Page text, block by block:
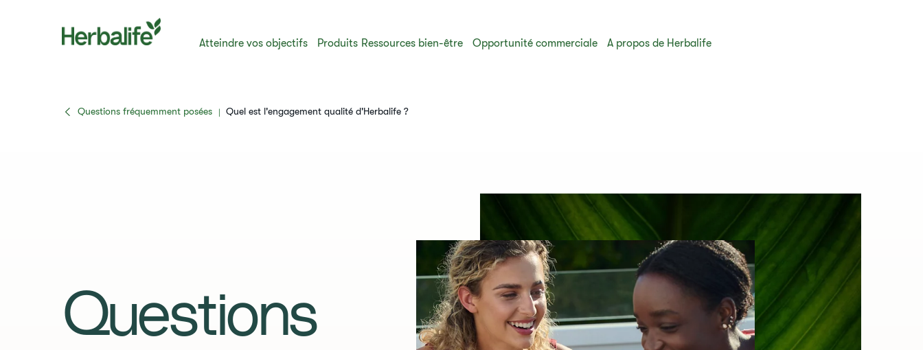
Atteindre vos objectifs Produits Ressources bien-être Opportunité commerciale A propos de Herbalife
Questions fréquemment posées | ​​Quel est l'engagement qualité d'Herbalife ?​
Questions